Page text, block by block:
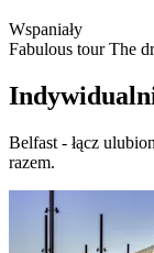
Wspaniały
Fabulous tour The
Belfast - łącz
razem.